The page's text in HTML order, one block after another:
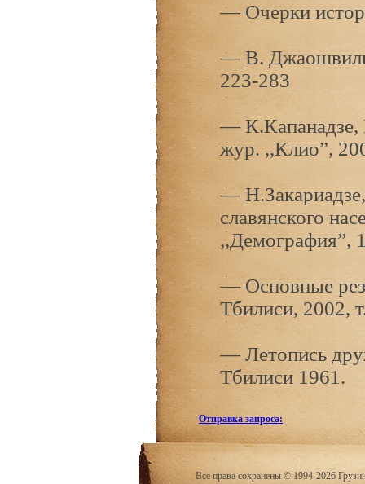
— Очерки
— В.
223-283
— К.Капанадзе,
жур. ,,Клио”,
—
славянского
,,Демография”,
— Основные
Тбилиси, 2002,
— Летопись
Тбилиси 1961.
Отправка запроса:
Все права сохранены © 1994-2026